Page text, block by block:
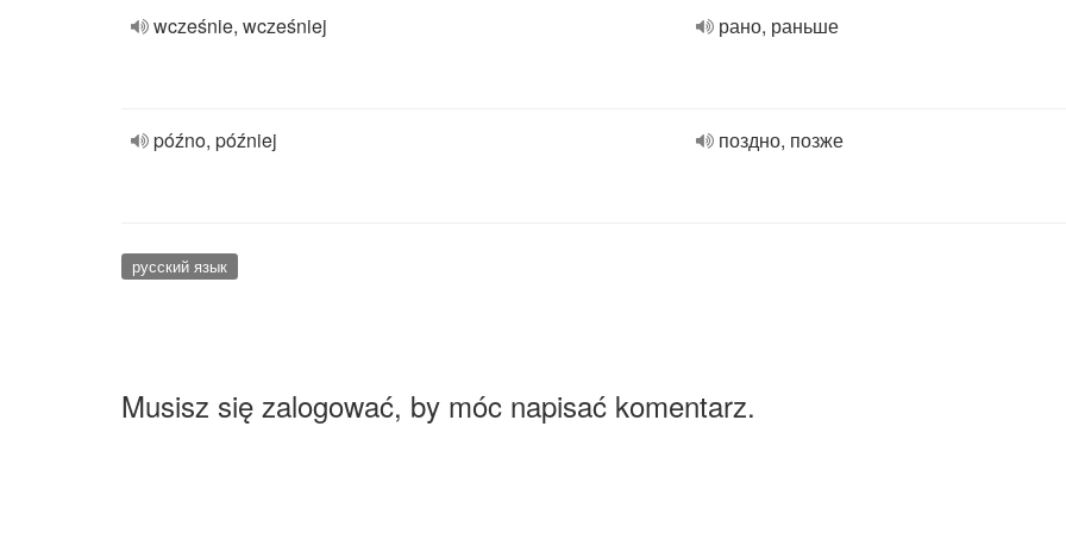
wcześnie, wcześniej рано, раньше
późno, później поздно, позже
русский язык
Musisz się zalogować, by móc napisać komentarz.